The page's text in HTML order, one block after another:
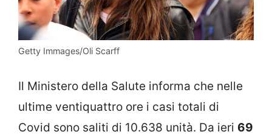
Getty Immages/Oli Scarff
Il Ministero della Salute informa che nelle
ultime ventiquattro ore i casi totali di
Covid sono saliti di 10.638 unità. Da ieri 69